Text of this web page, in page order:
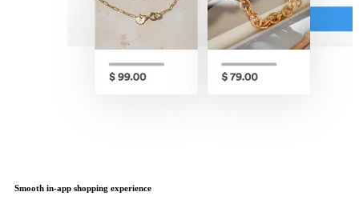
Smooth in-app shopping experience